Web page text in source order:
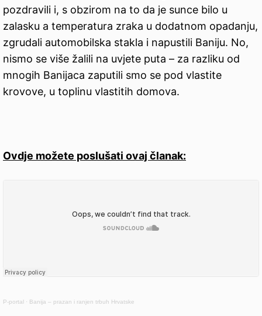
pozdravili i, s obzirom na to da je sunce bilo u
zalasku a temperatura zraka u dodatnom opadanju,
zgrudali automobilska stakla i napustili Baniju. No,
nismo se više žalili na uvjete puta – za razliku od
mnogih Banijaca zaputili smo se pod vlastite
krovove, u toplinu vlastitih domova.
Ovdje možete poslušati ovaj članak:
P-portal · Banija – prazan i ranjen trbuh Hrvatske